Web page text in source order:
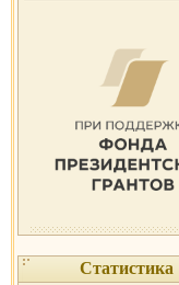
Статистика